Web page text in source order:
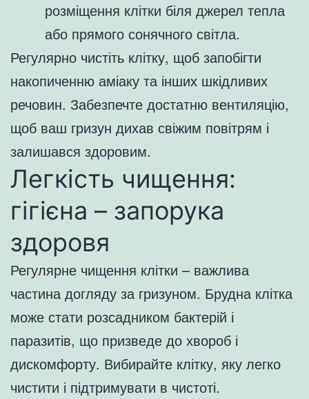
розміщення клітки біля джерел тепла
або прямого сонячного світла.
Регулярно чистіть клітку, щоб запобігти
накопиченню аміаку та інших шкідливих
речовин. Забезпечте достатню вентиляцію,
щоб ваш гризун дихав свіжим повітрям і
залишався здоровим.
Легкість чищення:
гігієна – запорука
здоровя
Регулярне чищення клітки – важлива
частина догляду за гризуном. Брудна клітка
може стати розсадником бактерій і
паразитів, що призведе до хвороб і
дискомфорту. Вибирайте клітку, яку легко
чистити і підтримувати в чистоті.